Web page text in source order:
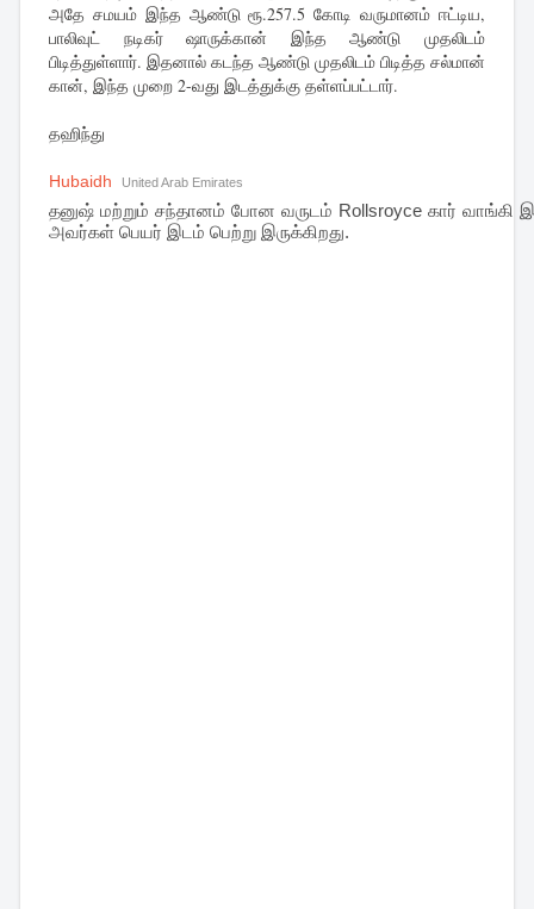
அதே சமயம் இந்த ஆண்டு ரூ.257.5 கோடி வருமானம் ஈட்டிய,
பாலிவுட் நடிகர் ஷாருக்கான் இந்த ஆண்டு முதலிடம்
பிடித்துள்ளார். இதனால் கடந்த ஆண்டு முதலிடம் பிடித்த சல்மான்
கான், இந்த முறை 2-வது இடத்துக்கு தள்ளப்பட்டார்.
தஹிந்து
Hubaidh United Arab Emirates
தனுஷ் மற்றும் சந்தானம் போன வருடம் Rollsroyce கார் வாங்கி
அவர்கள் பெயர் இடம் பெற்று இருக்கிறது.